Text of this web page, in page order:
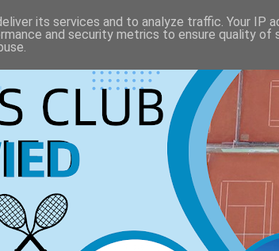
its services and to analyze traffic. Your IP
and security metrics to ensure quality of